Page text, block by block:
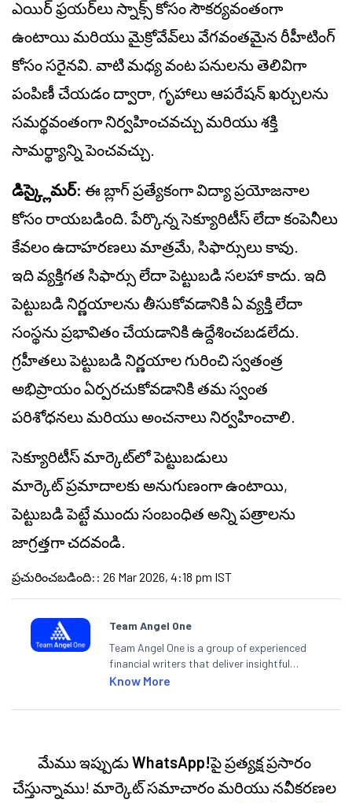
ఎయిర్ ఫ్రయర్‌లు స్నాక్స్ కోసం సౌకర్యవంతంగా
ఉంటాయి మరియు మైక్రోవేవ్‌లు వేగవంతమైన రీహీటింగ్
కోసం సరైనవి. వాటి మధ్య వంట పనులను తెలివిగా
పంపిణీ చేయడం ద్వారా, గృహాలు ఆపరేషన్ ఖర్చులను
సమర్థవంతంగా నిర్వహించవచ్చు మరియు శక్తి
సామర్థ్యాన్ని పెంచవచ్చు.
డిస్క్లైమర్: ఈ బ్లాగ్ ప్రత్యేకంగా విద్యా ప్రయోజనాల
కోసం రాయబడింది. పేర్కొన్న సెక్యూరిటీస్ లేదా కంపెనీలు
కేవలం ఉదాహరణలు మాత్రమే, సిఫార్సులు కావు.
ఇది వ్యక్తిగత సిఫార్సు లేదా పెట్టుబడి సలహా కాదు. ఇది
పెట్టుబడి నిర్ణయాలను తీసుకోవడానికి ఏ వ్యక్తి లేదా
సంస్థను ప్రభావితం చేయడానికి ఉద్దేశించబడలేదు.
గ్రహీతలు పెట్టుబడి నిర్ణయాల గురించి స్వతంత్ర
అభిప్రాయం ఏర్పరచుకోవడానికి తమ స్వంత
పరిశోధనలు మరియు అంచనాలు నిర్వహించాలి.
సెక్యూరిటీస్ మార్కెట్‌లో పెట్టుబడులు
మార్కెట్ప్రమాదాలకుఅనుగుణంగా ఉంటాయి,
పెట్టుబడి పెట్టే ముందు సంబంధిత అన్ని పత్రాలను
జాగ్రత్తగా చదవండి.
ప్రచురించబడింది: : 26 Mar 2026, 4:18 pm IST
Team Angel One
Team Angel One is a group of experienced
financial writers that deliver insightful
articles on the stock market, IPO, economy,
categories.
Know More
మేము ఇప్పుడుWhatsApp!పై ప్రత్యక్ష ప్రసారం
చేస్తున్నాము! మార్కెట్ సమాచారం మరియు నవీకరణల